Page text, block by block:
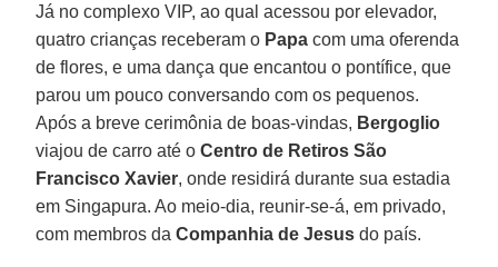
Já no complexo VIP, ao qual acessou por elevador,
quatro crianças receberam o Papa com uma oferenda
de flores, e uma dança que encantou o pontífice, que
parou um pouco conversando com os pequenos.
Após a breve cerimônia de boas-vindas, Bergoglio
viajou de carro até oCentro de Retiros São
Francisco Xavier, onde residirá durante sua estadia
em Singapura. Ao meio-dia, reunir-se-á, em privado,
com membros daCompanhia de Jesus do país.